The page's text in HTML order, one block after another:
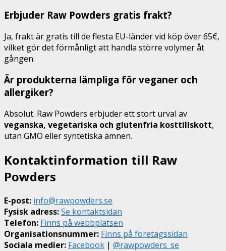
Erbjuder Raw Powders gratis frakt?
Ja, frakt är gratis till de flesta EU-länder vid köp över 65€,
vilket gör det förmånligt att handla större volymer åt
gången.
Är produkterna lämpliga för veganer och
allergiker?
Absolut. Raw Powders erbjuder ett stort urval av
veganska, vegetariska och glutenfria kosttillskott,
utan GMO eller syntetiska ämnen.
Kontaktinformation till Raw
Powders
E-post: info@rawpowders.se
Fysisk adress:Se kontakt­sidan
Telefon: Finns på webbplatsen
Organisationsnummer: Finns på företagssidan
Sociala medier: Facebook | @rawpowders_se